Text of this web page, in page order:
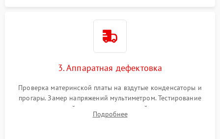
3. Аппаратная дефектовка
Проверка материнской платы на вздутые конденсаторы и
прогары. Замер напряжений мультиметром. Тестирование
оперативной памяти и накопителей с помощью
диагностического ПО для выявления сбойных секторов и
Подробнее